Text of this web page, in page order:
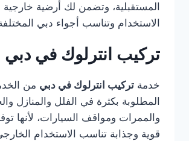
المستقبلية، وتضمن لك أرضية
الاستخدام وتناسب أجواء دبي
تركيب انترلوك في دبي
خدمة تركيب انترلوك في دبي من
المطلوبة بكثرة في الفلل والمنازل
والممرات ومواقف السيارات، لأنها
قوية وجذابة تناسب الاستخدام